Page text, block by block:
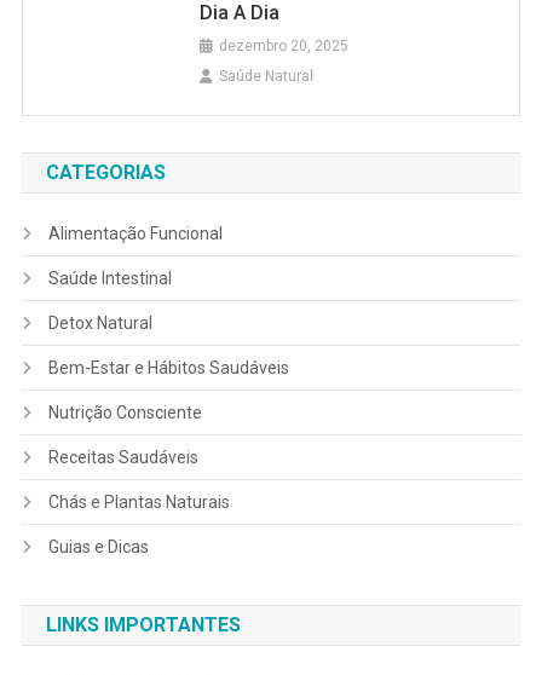
Dia A Dia
dezembro 20, 2025
Saúde Natural
CATEGORIAS
Alimentação Funcional
Saúde Intestinal
Detox Natural
Bem-Estar e Hábitos Saudáveis
Nutrição Consciente
Receitas Saudáveis
Chás e Plantas Naturais
Guias e Dicas
LINKS IMPORTANTES